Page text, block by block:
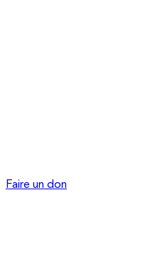
Faire un don